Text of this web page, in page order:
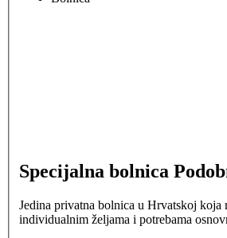
Specijalna bolnica
Jedina privatna bolnica u Hrvatskoj
individualnim željama i potrebama